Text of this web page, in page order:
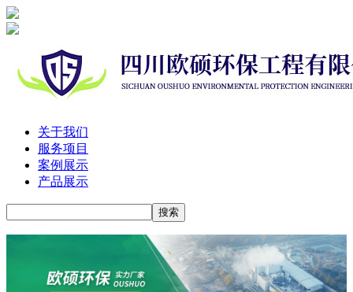
关于我们
服务项目
案例展示
产品展示